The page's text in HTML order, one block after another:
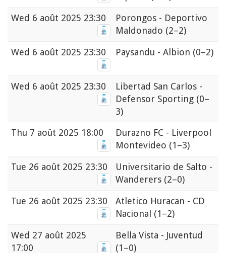
Wed 6 août 2025 23:30
Porongos - Deportivo
Maldonado (2–2)
Wed 6 août 2025 23:30 Paysandu - Albion (0–2)
Wed 6 août 2025 23:30
Libertad San Carlos -
Defensor Sporting (0–
3)
Thu 7 août 2025 18:00
Durazno FC - Liverpool
Montevideo (1–3)
Tue 26 août 2025 23:30
Universitario de Salto -
Wanderers (2–0)
Tue 26 août 2025 23:30
Atletico Huracan - CD
Nacional (1–2)
Wed 27 août 2025
17:00
Bella Vista - Juventud
(1–0)